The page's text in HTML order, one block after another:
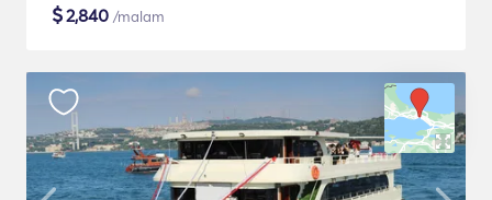
$2,840 /malam